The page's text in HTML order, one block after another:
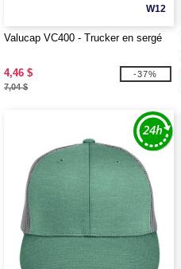
W12
Valucap VC400 - Trucker en sergé
4,46 $
7,04 $
-37%